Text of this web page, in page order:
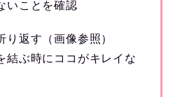
いことを確認
り返す（画像参照）
結ぶ時にココがキレイな